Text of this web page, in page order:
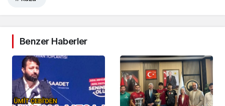
Benzer Haberler